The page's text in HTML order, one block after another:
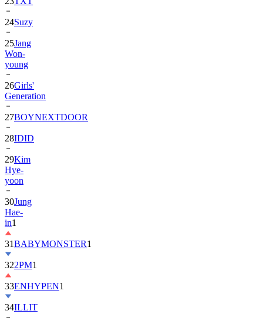
24Suzy
25Jang
Won-
young
26Girls'
Generation
27BOYNEXTDOOR
28IDID
29Kim
Hye-
yoon
30Jung
Hae-
in1
31BABYMONSTER1
322PM1
33ENHYPEN1
34ILLIT